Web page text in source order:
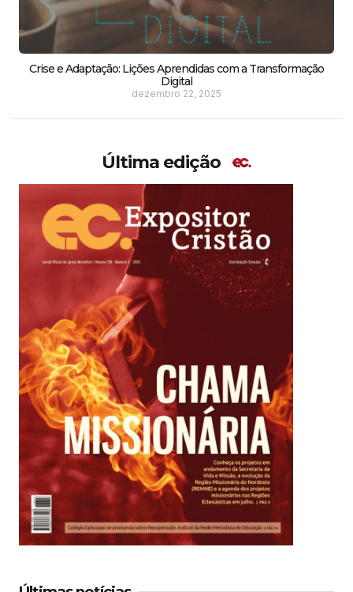
Crise e Adaptação: Lições Aprendidas com a Transformação
Digital
dezembro 22, 2025
Última edição